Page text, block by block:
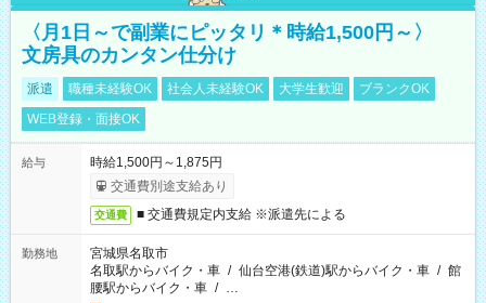
〈月1日～で副業にピッタリ＊時給1,500円～〉
文房具のカンタン仕分け
派遣 職種未経験OK 社会人未経験OK 大学生歓迎
ブランクOK
WEB登録・面接OK
給与
時給1,500円～1,875円
交通費別途支給あり
交通費 ■ 交通費規定内支給 ※派遣先による
勤務地
宮城県名取市
名取駅からバイク・車 / 仙台空港(鉄道)駅からバイク・車 / 館
腰駅からバイク・車 / …